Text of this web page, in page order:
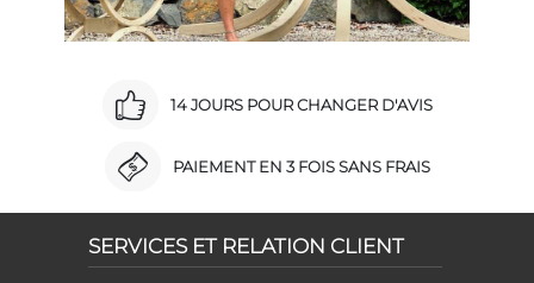
14 JOURS POUR CHANGER D'AVIS
PAIEMENT EN 3 FOIS SANS FRAIS
SERVICES ET RELATION CLIENT